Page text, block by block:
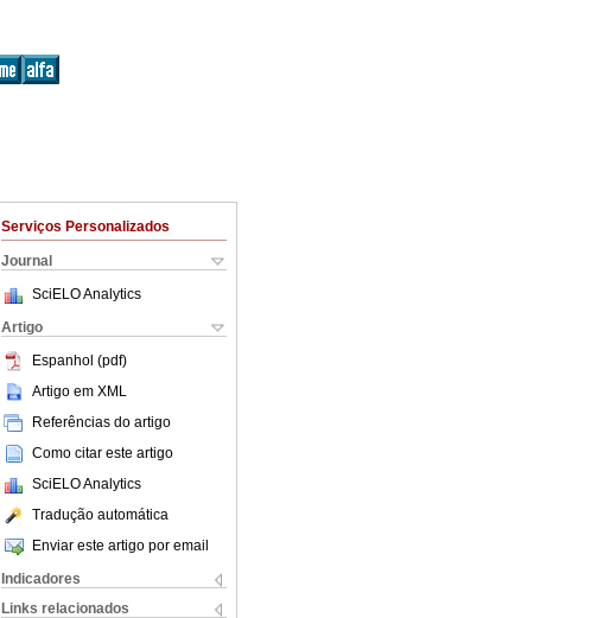
Serviços Personalizados
Journal
SciELO Analytics
Artigo
Espanhol (pdf)
Artigo em XML
Referências do artigo
Como citar este artigo
SciELO Analytics
Tradução automática
Enviar este artigo por email
Indicadores
Links relacionados